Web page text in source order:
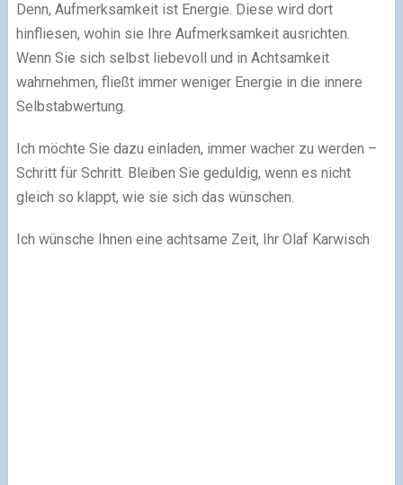
Denn, Aufmerksamkeit ist Energie. Diese wird dort
hinfliesen, wohin sie Ihre Aufmerksamkeit ausrichten.
Wenn Sie sich selbst liebevoll und in Achtsamkeit
wahrnehmen, fließt immer weniger Energie in die innere
Selbstabwertung.
Ich möchte Sie dazu einladen, immer wacher zu werden –
Schritt für Schritt. Bleiben Sie geduldig, wenn es nicht
gleich so klappt, wie sie sich das wünschen.
Ich wünsche Ihnen eine achtsame Zeit, Ihr Olaf Karwisch